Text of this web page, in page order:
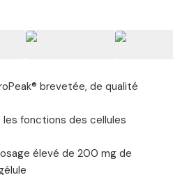
brevetée, de qualité
fonctions des cellules
élevé de 200 mg de